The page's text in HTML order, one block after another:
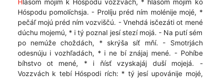
H lásom mojím k Hóspodu vozzvách, * hlasóm mojím ko
Hóspodu pomolíchsja. - Prolíju préd ním molénije mojé, *
pečáľ mojú préd ním vozviščú. - Vnehdá isčezáti ot mené
dúchu mojemú, * i tý poznal jesí stezí mojá. - Na putí sém
po nemúže choždách, * skrýša síť mňí. - Smotrjách
odesnúju i vozhľadách, * i ne bí znájaj mené. - Pohíbe
bíhstvo ot mené, * i ňísť vzyskajáj duší mojejá. -
Vozzvách k tebí Hóspodi rích: * tý jesí upovánije mojé,